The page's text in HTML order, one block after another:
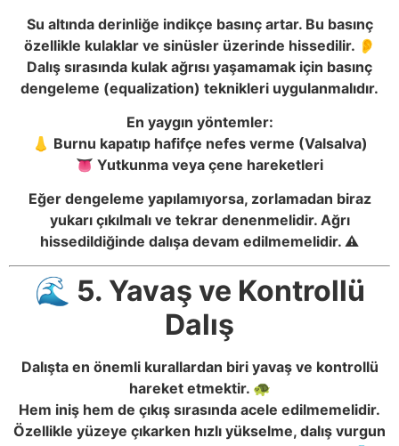
Su altında derinliğe indikçe basınç artar. Bu basınç
özellikle kulaklar ve sinüsler üzerinde hissedilir. 👂
Dalış sırasında kulak ağrısı yaşamamak için basınç
dengeleme (equalization) teknikleri uygulanmalıdır.
En yaygın yöntemler:
👃 Burnu kapatıp hafifçe nefes verme (Valsalva)
👅 Yutkunma veya çene hareketleri
Eğer dengeleme yapılamıyorsa, zorlamadan biraz
yukarı çıkılmalı ve tekrar denenmelidir. Ağrı
hissedildiğinde dalışa devam edilmemelidir. ⚠️
🌊 5. Yavaş ve Kontrollü
Dalış
Dalışta en önemli kurallardan biri yavaş ve kontrollü
hareket etmektir. 🐢
Hem iniş hem de çıkış sırasında acele edilmemelidir.
Özellikle yüzeye çıkarken hızlı yükselme, dalış vurgun